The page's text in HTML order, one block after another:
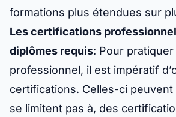
formations plus étendues sur
Les certifications
diplômes requis: Pour
professionnel, il est impératif
certifications. Celles-ci peuvent
se limitent pas à, des